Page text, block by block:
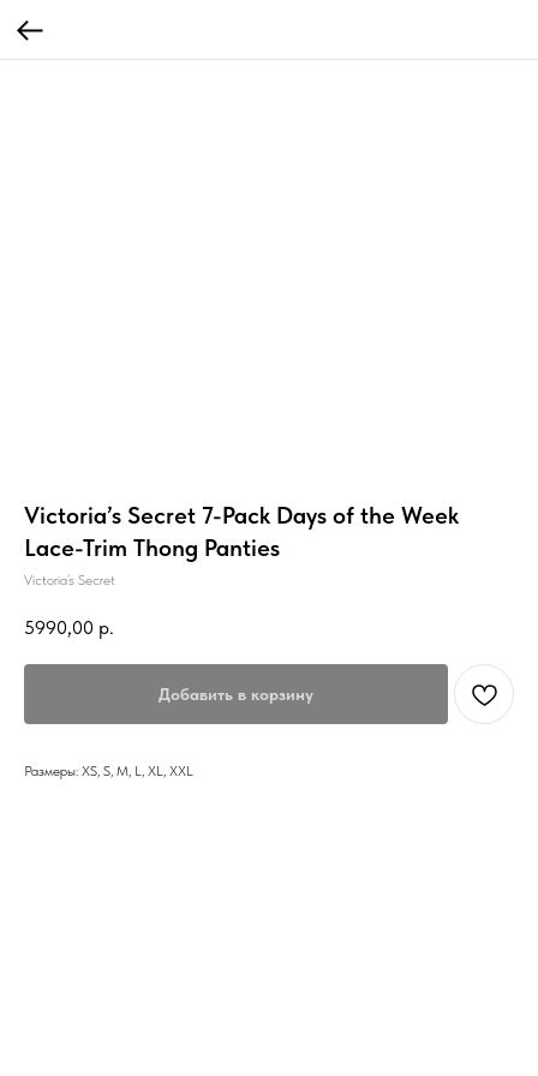
Victoria’s Secret 7-Pack Days of the Week
Lace-Trim Thong Panties
Victoria’s Secret
5990,00 р.
Добавить в корзину
Размеры: XS, S, M, L, XL, XXL